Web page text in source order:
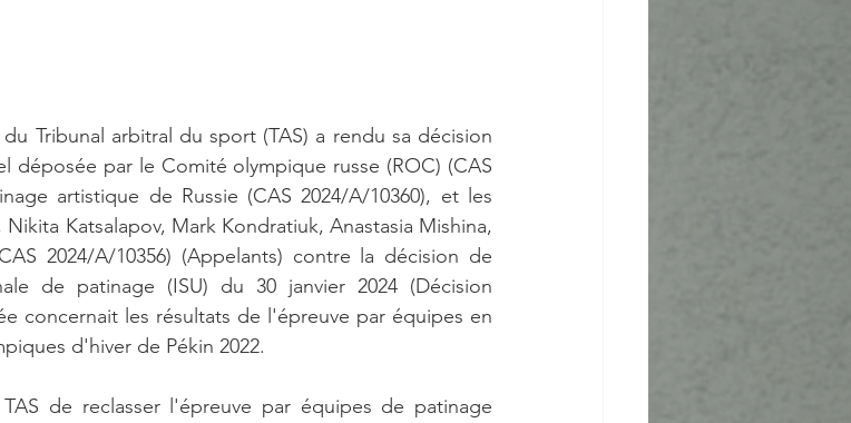
Tribunal arbitral du sport (TAS) a rendu sa décision
déposée par le Comité olympique russe (ROC) (CAS
artistique de Russie (CAS 2024/A/10360), et les
Katsalapov, Mark Kondratiuk, Anastasia Mishina,
2024/A/10356) (Appelants) contre la décision de
de patinage (ISU) du 30 janvier 2024 (Décision
concernait les résultats de l'épreuve par équipes en
d'hiver de Pékin 2022.
de reclasser l'épreuve par équipes de patinage